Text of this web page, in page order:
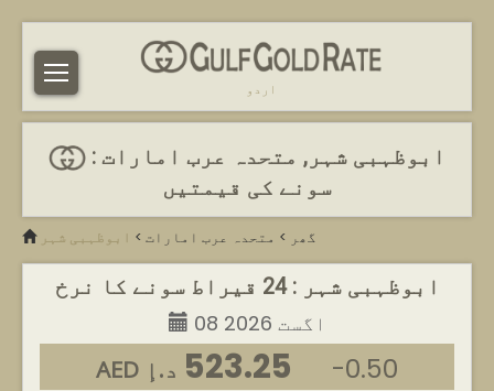
اردو
ابوظہبی شہر, متحدہ عرب امارات :
سونے کی قیمتیں
گھر > متحدہ عرب امارات > ابوظہبی شہر
ابوظہبی شہر : 24 قیراط سونے کا نرخ
08 اگست 2026
AED د.إ 523.25 -0.50